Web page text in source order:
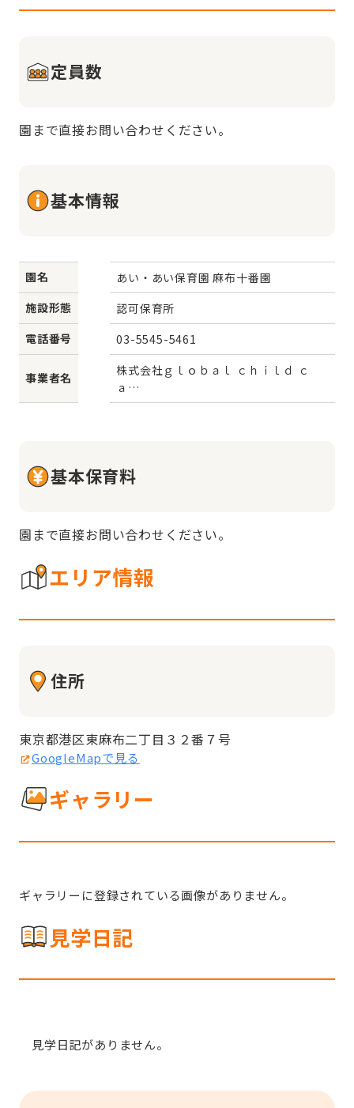
定員数
園まで直接お問い合わせください。
基本情報
園名
あい・あい保育園 麻布十番園
施設形態
認可保育所
電話番号
03-5545-5461
事業者名
株式会社ｇｌｏｂａｌ ｃｈｉｌｄ ｃ
ａ…
基本保育料
園まで直接お問い合わせください。
エリア情報
住所
東京都港区東麻布二丁目３２番７号
GoogleMapで見る
ギャラリー
ギャラリーに登録されている画像がありません。
見学日記
見学日記がありません。